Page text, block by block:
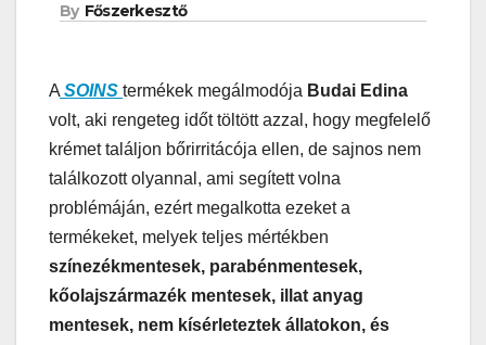
By Főszerkesztő
A SOINS termékek megálmodója Budai Edina
volt, aki rengeteg időt töltött azzal, hogy megfelelő
krémet találjon bőrirritácója ellen, de sajnos nem
találkozott olyannal, ami segített volna
problémáján, ezért megalkotta ezeket a
termékeket, melyek teljes mértékben
színezékmentesek, parabénmentesek,
kőolajszármazék mentesek, illat anyag
mentesek, nem kísérleteztek állatokon, és